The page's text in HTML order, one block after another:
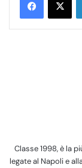
Classe 1998, è la
legate al Napoli e